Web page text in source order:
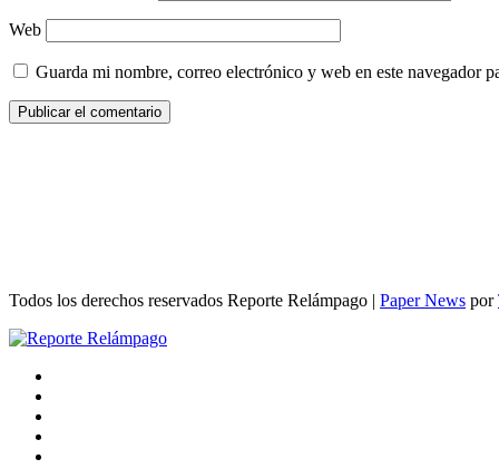
Web
Guarda mi nombre, correo electrónico y web en este navegador
Todos los derechos reservados Reporte Relámpago Paper News por